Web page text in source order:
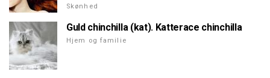
Skønhed
Guld chinchilla (kat). Katterace chinchilla
Hjem og familie